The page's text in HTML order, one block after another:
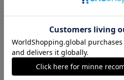
食品販売
ダウンロード販売
minne PLUS